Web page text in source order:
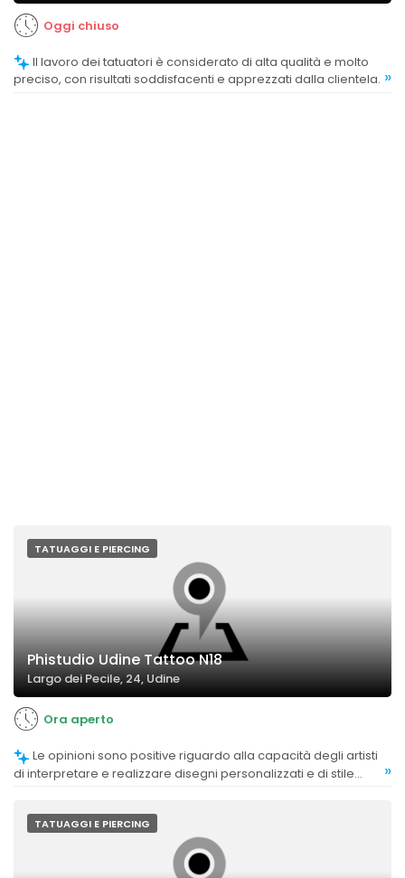
Oggi chiuso
preciso, con risultati soddisfacenti e apprezzati dalla clientela. »
TATUAGGI E PIERCING
Phistudio Udine Tattoo N18
Largo dei Pecile, 24, Udine
Ora aperto
di interpretare e realizzare disegni personalizzati e di stile
»
TATUAGGI E PIERCING